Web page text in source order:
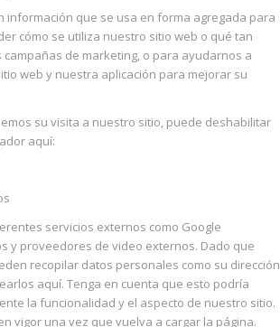
información que se usa en forma agregada para
cómo se utiliza nuestro sitio web o qué tan
de marketing, o para ayudarnos a
web y nuestra aplicación para mejorar su
su visita a nuestro sitio, puede deshabilitar
aquí:
servicios externos como Google
y proveedores de video externos. Dado que
recopilar datos personales como su dirección
aquí. Tenga en cuenta que esto podría
la funcionalidad y el aspecto de nuestro sitio.
vigor una vez que vuelva a cargar la página.